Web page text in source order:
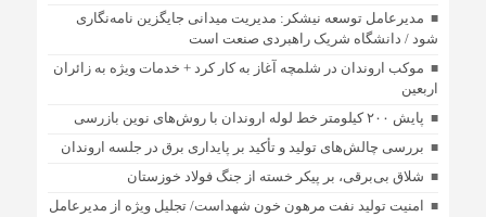
مدیرعامل توسعه نیشکر: مدیریت میدانی جایگزین نامه‌نگاری
شود / دانشگاه شریک راهبردی صنعت است
موکب اروندان در شلمچه آغاز به کار کرد + خدمات ویژه به زائران
اربعین
پایش ۲۰۰ کیلومتر خط لوله اروندان با روش‌های نوین بازرسی
بررسی چالش‌های تولید و تأکید بر پایداری برق در جلسه اروندان
شلاق‌ بی‌برقی، بر پیکر خسته‌ از جنگ فولاد خوزستان
امنیت تولید نفت مرهون خون شهداست/ تجلیل ویژه از مدیرعامل